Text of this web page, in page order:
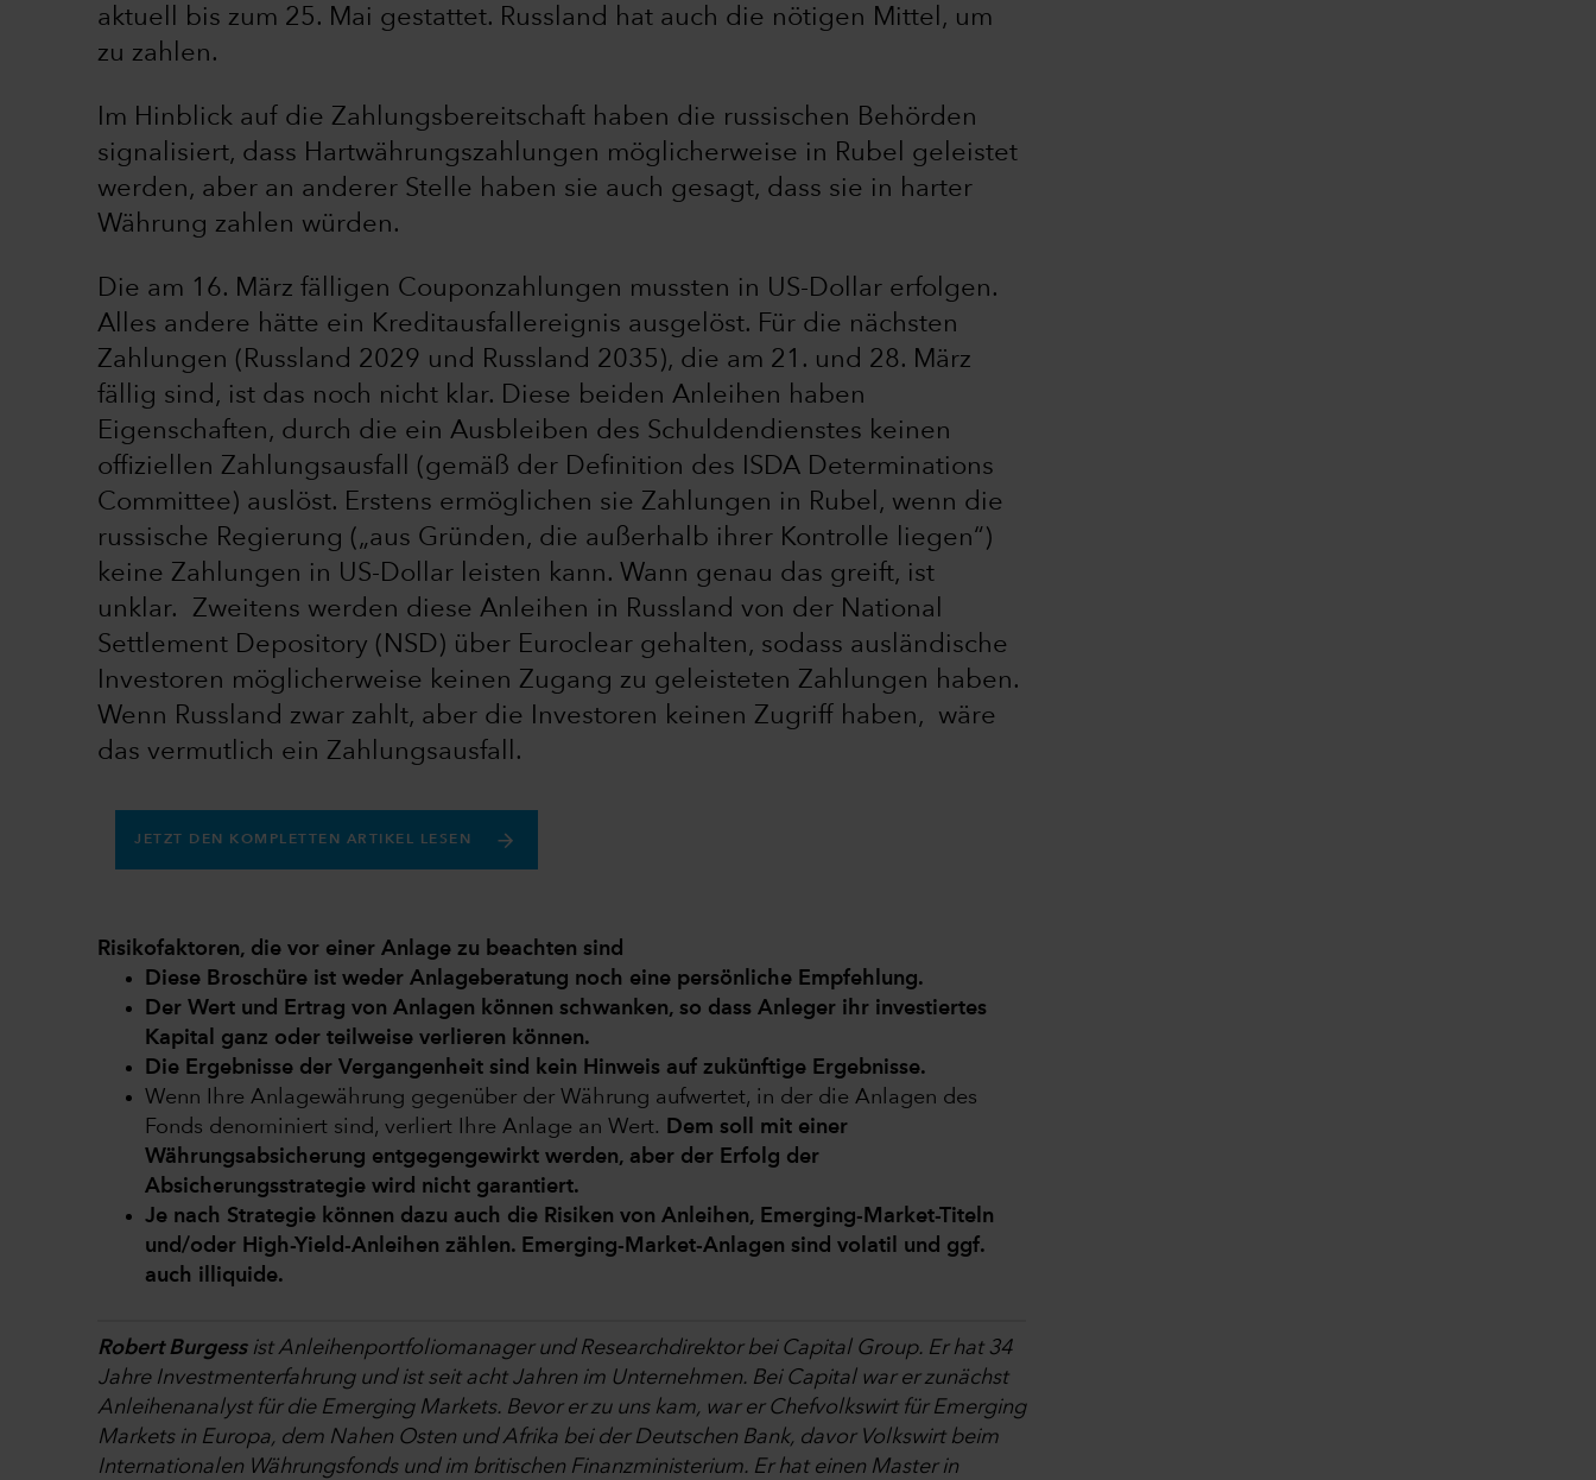
aktuell bis zum 25. Mai gestattet. Russland hat auch die nötigen Mittel, um
zu zahlen.
Im Hinblick auf die Zahlungsbereitschaft haben die russischen Behörden
signalisiert, dass Hartwährungszahlungen möglicherweise in Rubel geleistet
werden, aber an anderer Stelle haben sie auch gesagt, dass sie in harter
Währung zahlen würden.
Die am 16. März fälligen Couponzahlungen mussten in US-Dollar erfolgen.
Alles andere hätte ein Kreditausfallereignis ausgelöst. Für die nächsten
Zahlungen (Russland 2029 und Russland 2035), die am 21. und 28. März
fällig sind, ist das noch nicht klar. Diese beiden Anleihen haben
Eigenschaften, durch die ein Ausbleiben des Schuldendienstes keinen
offiziellen Zahlungsausfall (gemäß der Definition des ISDA Determinations
Committee) auslöst. Erstens ermöglichen sie Zahlungen in Rubel, wenn die
russische Regierung („aus Gründen, die außerhalb ihrer Kontrolle liegen“)
keine Zahlungen in US-Dollar leisten kann. Wann genau das greift, ist
unklar. Zweitens werden diese Anleihen in Russland von der National
Settlement Depository (NSD) über Euroclear gehalten, sodass ausländische
Investoren möglicherweise keinen Zugang zu geleisteten Zahlungen haben.
Wenn Russland zwar zahlt, aber die Investoren keinen Zugriff haben, wäre
das vermutlich ein Zahlungsausfall.
JETZT DEN KOMPLETTEN ARTIKEL LESEN
Risikofaktoren, die vor einer Anlage zu beachten sind
Diese Broschüre ist weder Anlageberatung noch eine persönliche Empfehlung.
Der Wert und Ertrag von Anlagen können schwanken, so dass Anleger ihr investiertes
Kapital ganz oder teilweise verlieren können.
Die Ergebnisse der Vergangenheit sind kein Hinweis auf zukünftige Ergebnisse.
Wenn Ihre Anlagewährung gegenüber der Währung aufwertet, in der die Anlagen des
Fonds denominiert sind, verliert Ihre Anlage an Wert.
Dem soll mit einer
Währungsabsicherung entgegengewirkt werden, aber der Erfolg der
Absicherungsstrategie wird nicht garantiert.
Je nach Strategie können dazu auch die Risiken von Anleihen, Emerging-Market-Titeln
und/oder High-Yield-Anleihen zählen. Emerging-Market-Anlagen sind volatil und ggf.
auch illiquide.
Robert Burgessist Anleihenportfoliomanager und Researchdirektor bei Capital Group. Er hat 34
Jahre Investmenterfahrung und ist seit acht Jahren im Unternehmen. Bei Capital war er zunächst
Anleihenanalyst für die Emerging Markets. Bevor er zu uns kam, war er Chefvolkswirt für Emerging
Markets in Europa, dem Nahen Osten und Afrika bei der Deutschen Bank, davor Volkswirt beim
Internationalen Währungsfonds und im britischen Finanzministerium. Er hat einen Master in